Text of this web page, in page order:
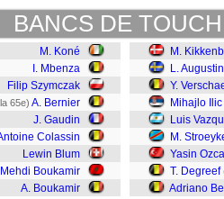
BANCS DE
M. Koné
I. Mbenza
Filip Szymczak
65e) A. Bernier
J. Gaudin
Colassin
Lewin Blum
Mehdi Boukamir
A. Boukamir
M.
L.
Y.
Mihajlo Ilic
Luis
M.
Yasin
T. Degreef
Adriano